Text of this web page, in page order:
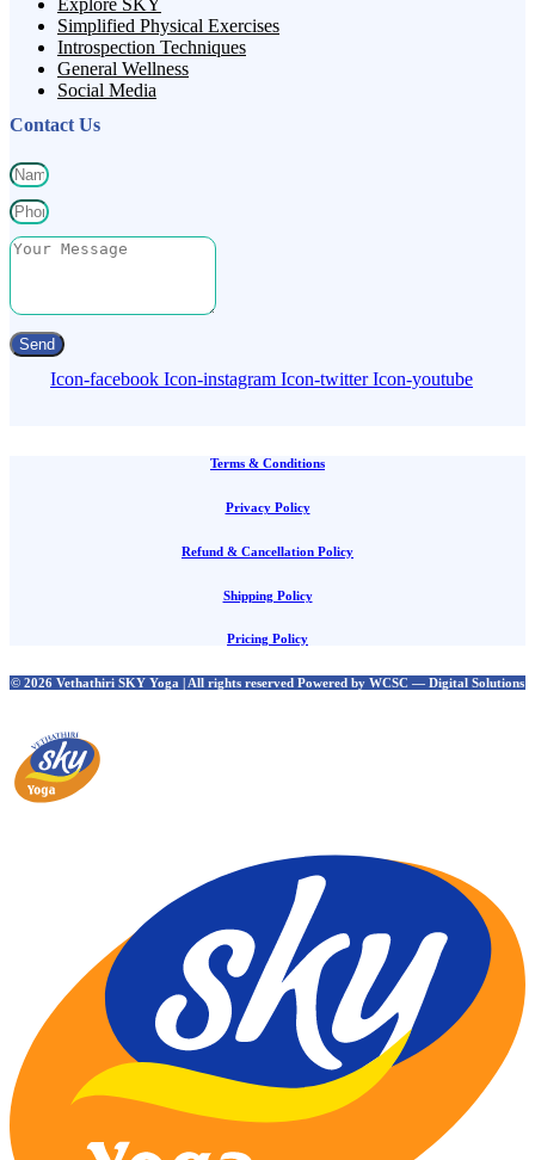
Explore SKY
Simplified Physical Exercises
Introspection Techniques
General Wellness
Social Media
Contact Us
Send
Icon-facebook Icon-instagram Icon-twitter Icon-youtube
Terms & Conditions
Privacy Policy
Refund & Cancellation Policy
Shipping Policy
Pricing Policy
© 2026 Vethathiri SKY Yoga | All rights reserved Powered by WCSC — Digital Solutions